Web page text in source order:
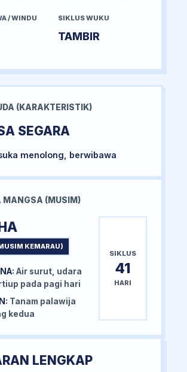
/ WINDU SIKLUS WUKU
TAMBIR
(KARAKTERISTIK)
SEGARA
menolong, berwibawa
MANGSA (MUSIM)
KEMARAU)
Air surut, udara
pada pagi hari
Tanam palawija
kedua
SIKLUS
41
HARI
LENGKAP